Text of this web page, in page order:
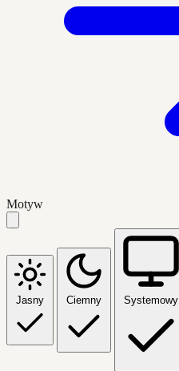
Motyw
Jasny Ciemny Systemowy